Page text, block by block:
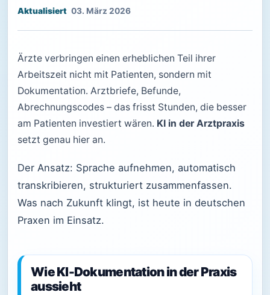
03. März 2026
Ärzte verbringen einen erheblichen Teil ihrer
Arbeitszeit nicht mit Patienten, sondern mit
Dokumentation. Arztbriefe, Befunde,
Abrechnungscodes – das frisst Stunden, die besser
am Patienten investiert wären. KI in der Arztpraxis
setzt genau hier an.
Der Ansatz: Sprache aufnehmen, automatisch
transkribieren, strukturiert zusammenfassen.
Was nach Zukunft klingt, ist heute in deutschen
Praxen im Einsatz.
Wie KI-Dokumentation in der Praxis
aussieht